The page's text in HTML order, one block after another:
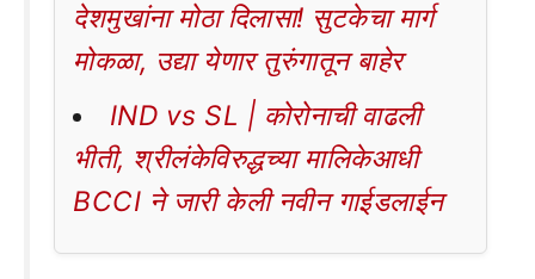
देशमुखांना मोठा दिलासा! सुटकेचा मार्ग
मोकळा, उद्या येणार तुरुंगातून बाहेर
IND vs SL | कोरोनाची वाढली
भीती, श्रीलंकेविरुद्धच्या मालिकेआधी
BCCI ने जारी केली नवीन गाईडलाईन